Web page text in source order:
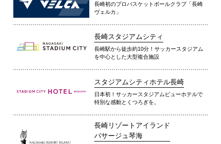
長崎初のプロバスケットボールクラブ「長崎
ヴェルカ」
長崎スタジアムシティ
長崎駅から徒歩約10分！サッカースタジアム
を中心とした大型複合施設
スタジアムシティホテル長崎
日本初！サッカースタジアムビューホテルで
特別な感動とくつろぎを。
長崎リゾートアイランド
パサージュ琴海